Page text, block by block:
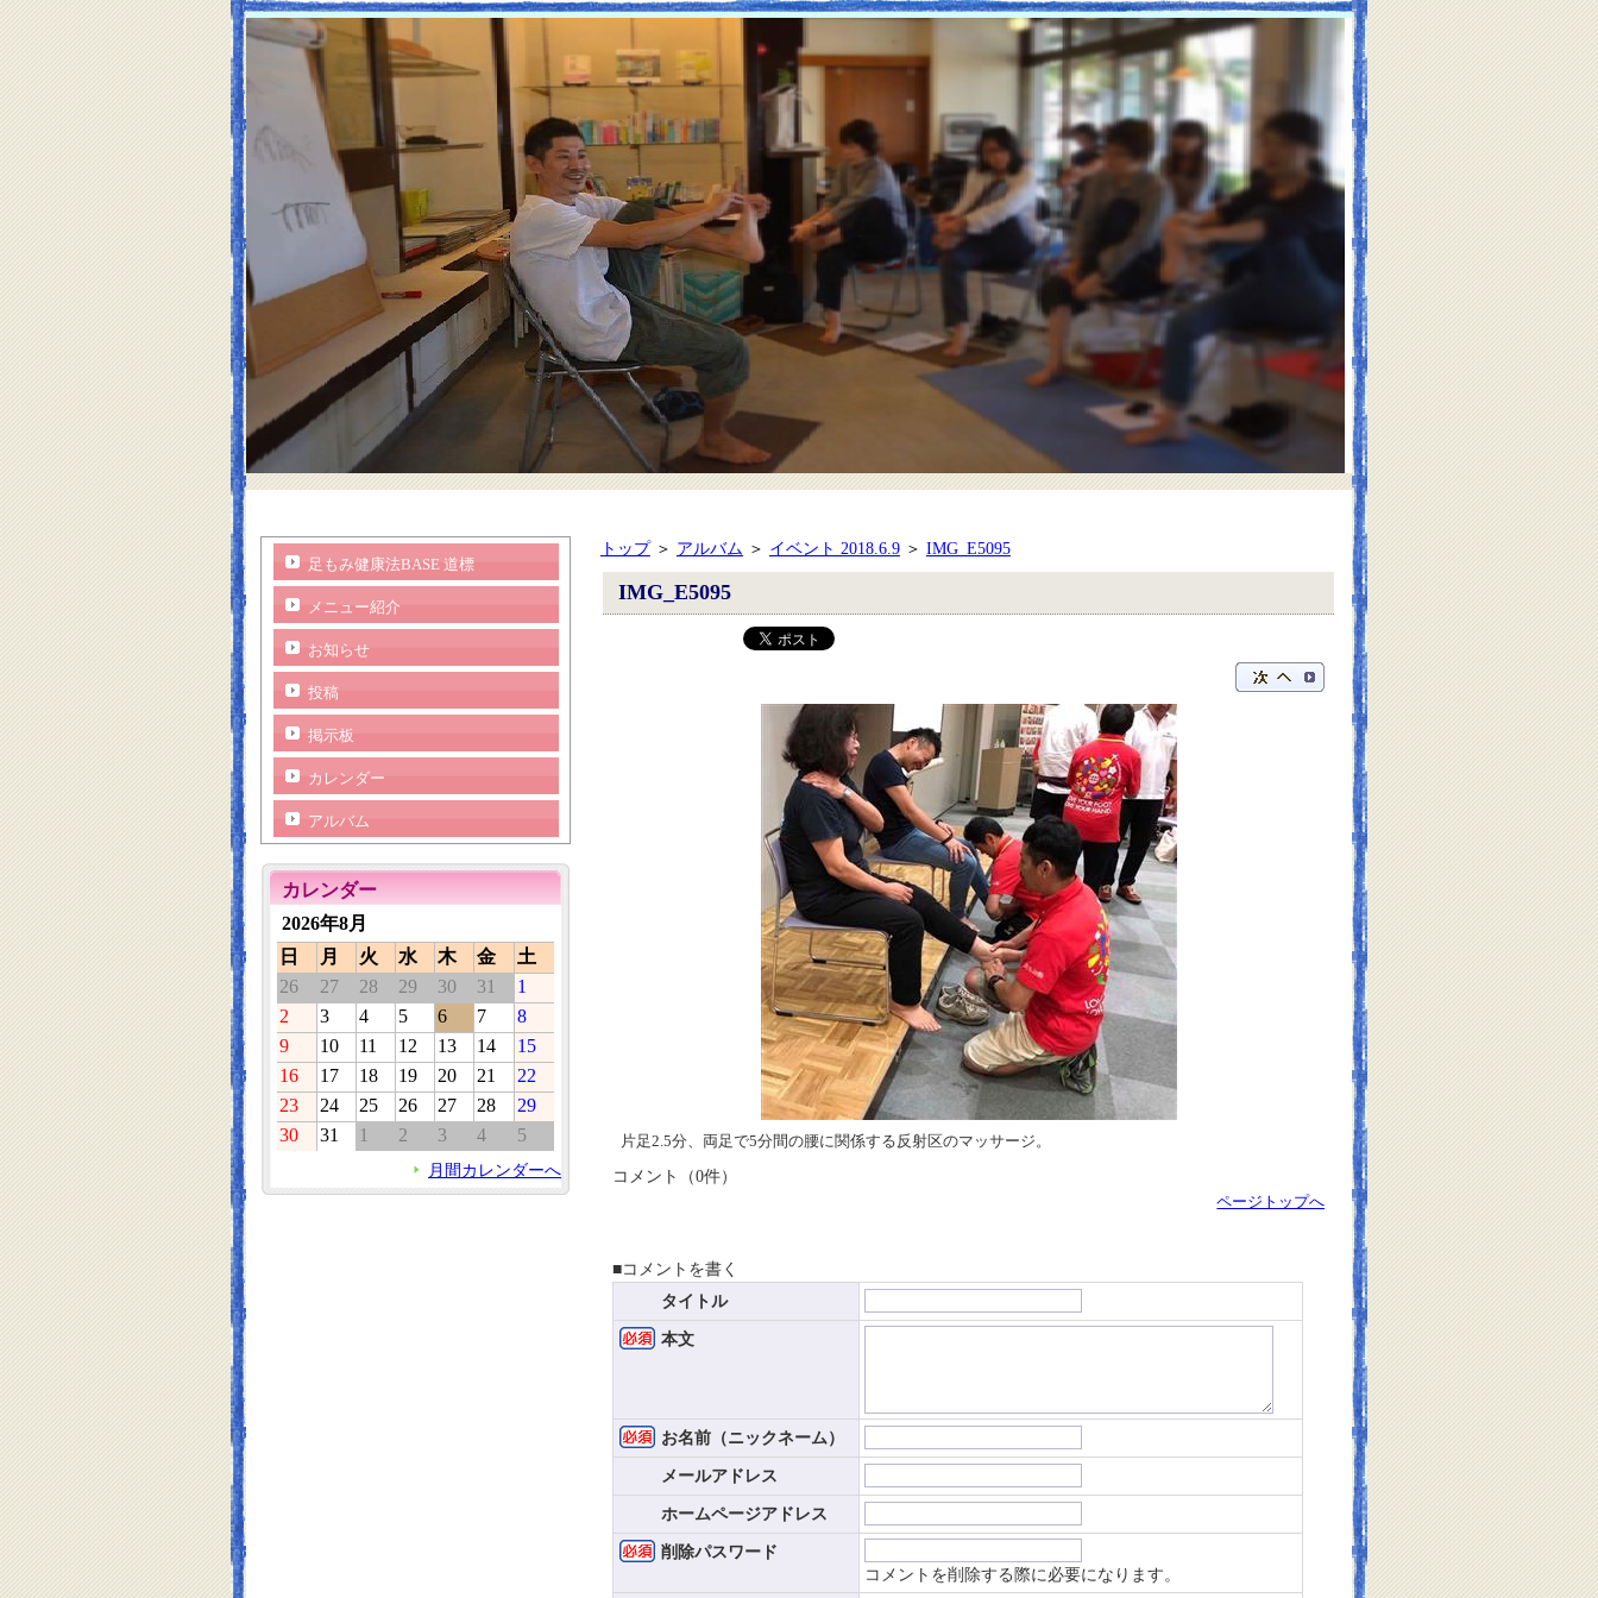
トップ＞ アルバム ＞ イベント 2018.6.9＞ IMG_E5095
IMG_E5095
片足2.5分、両足で5分間の腰に関係する反射区のマッサージ。
コメント（0件）
ページトップへ
■コメントを書く
タイトル
本文
お名前（ニックネーム）
メールアドレス
ホームページアドレス
削除パスワード
コメントを削除する際に必要になります。
足もみ健康法BASE 道標
メニュー紹介
お知らせ
投稿
掲示板
カレンダー
アルバム
カレンダー
2026年8月
日
月 火 水 木 金
土
26
27 28 29 30 31
1
2
3 4 5 6 7
8
9
10 11 12 13 14
15
16
17 18 19 20 21
22
23
24 25 26 27 28
29
30
31 1 2 3 4 5
月間カレンダーへ